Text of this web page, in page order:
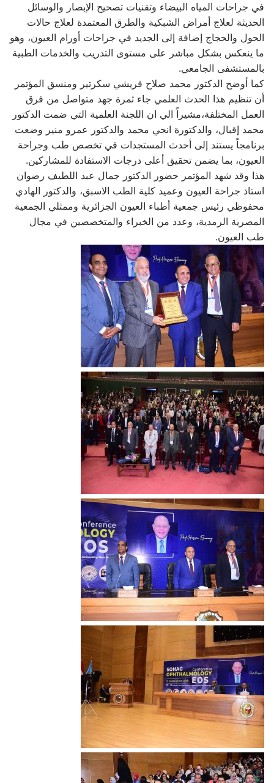
في جراحات المياه البيضاء وتقنيات تصحيح الإبصار والوسائل
الحديثة لعلاج أمراض الشبكية والطرق المعتمدة لعلاج حالات
الحول والحجاج إضافة إلى الجديد في جراحات أورام العيون، وهو
ما ينعكس بشكل مباشر على مستوى التدريب والخدمات الطبية
بالمستشفى الجامعي.
كما أوضح الدكتور محمد صلاح قريشي سكرتير ومنسق المؤتمر
أن تنظيم هذا الحدث العلمي جاء ثمرة جهد متواصل من فرق
العمل المختلفة،مشيراً الي ان اللجنة العلمية التي ضمت الدكتور
محمد إقبال، والدكتورة انجي محمد والدكتور عمرو منير وضعت
برنامجاً يستند إلى أحدث المستجدات في تخصص طب وجراحة
العيون، بما يضمن تحقيق أعلى درجات الاستفادة للمشاركين.
هذا وقد شهد المؤتمر حضور الدكتور جمال عبد اللطيف رضوان
استاذ جراحة العيون وعميد كلية الطب الاسبق، والدكتور الهادي
محفوظي رئيس جمعية أطباء العيون الجزائرية وممثلي الجمعية
المصرية الرمدية، وعدد من الخبراء والمتخصصين في مجال
طب العيون.